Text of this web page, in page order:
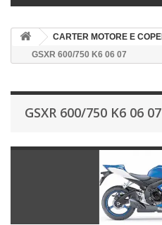
CARTER MOTORE E
GSXR 600/750 K6 06 07
GSXR 600/750 K6 06 07